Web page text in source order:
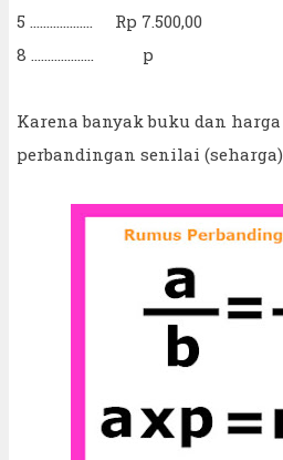
5 ................... Rp 7.500,00
8 ................... p
Karena banyak buku dan
perbandingan senilai